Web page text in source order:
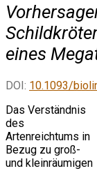
eines
DOI: 10.1093/
Das Verständnis
des
Artenreichtums in
Bezug zu groß-
und kleinräumigen